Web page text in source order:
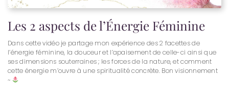
Les 2 aspects de l’Énergie Féminine
Dans cette vidéo je partage mon expérience des 2 facettes de
l’énergie féminine, la douceur et l’apaisement de celle-ci ainsi que
ses dimensions souterraines ; les forces de la nature, et comment
cette énergie m’ouvre à une spiritualité concrète. Bon visionnement
~